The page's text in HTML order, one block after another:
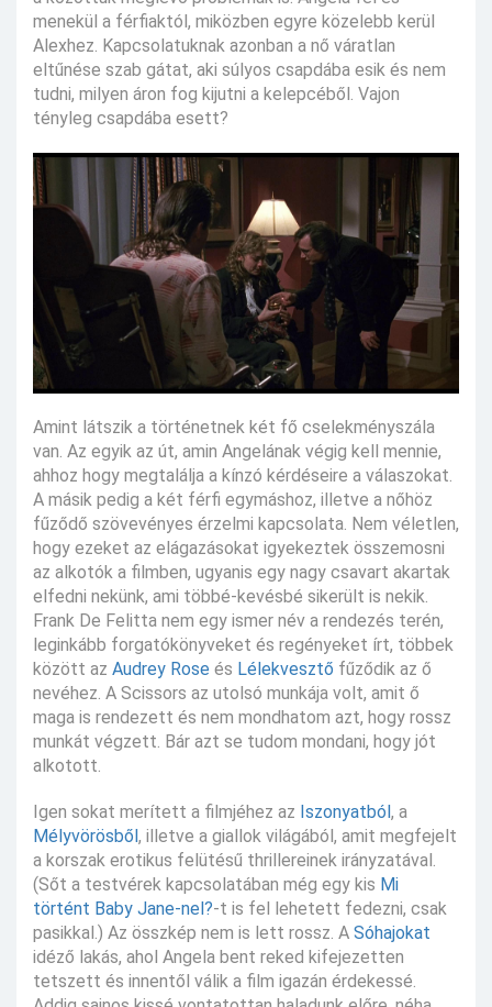
menekül a férfiaktól, miközben egyre közelebb kerül
Alexhez. Kapcsolatuknak azonban a nő váratlan
eltűnése szab gátat, aki súlyos csapdába esik és nem
tudni, milyen áron fog kijutni a kelepcéből. Vajon
tényleg csapdába esett?
Amint látszik a történetnek két fő cselekményszála
van. Az egyik az út, amin Angelának végig kell mennie,
ahhoz hogy megtalálja a kínzó kérdéseire a válaszokat.
A másik pedig a két férfi egymáshoz, illetve a nőhöz
fűződő szövevényes érzelmi kapcsolata. Nem véletlen,
hogy ezeket az elágazásokat igyekeztek összemosni
az alkotók a filmben, ugyanis egy nagy csavart akartak
elfedni nekünk, ami többé-kevésbé sikerült is nekik.
Frank De Felitta nem egy ismer név a rendezés terén,
leginkább forgatókönyveket és regényeket írt, többek
között az Audrey Rose és Lélekvesztő fűződik az ő
nevéhez. A Scissors az utolsó munkája volt, amit ő
maga is rendezett és nem mondhatom azt, hogy rossz
munkát végzett. Bár azt se tudom mondani, hogy jót
alkotott.
Igen sokat merített a filmjéhez az Iszonyatból, a
Mélyvörösből, illetve a giallok világából, amit megfejelt
a korszak erotikus felütésű thrillereinek irányzatával.
(Sőt a testvérek kapcsolatában még egy kis Mi
történt Baby Jane-nel?-t is fel lehetett fedezni, csak
pasikkal.) Az összkép nem is lett rossz. A Sóhajokat
idéző lakás, ahol Angela bent reked kifejezetten
tetszett és innentől válik a film igazán érdekessé.